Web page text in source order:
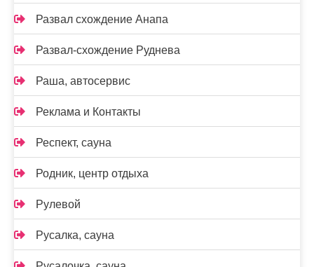
Развал схождение Анапа
Развал-схождение Руднева
Раша, автосервис
Реклама и Контакты
Респект, сауна
Родник, центр отдыха
Рулевой
Русалка, сауна